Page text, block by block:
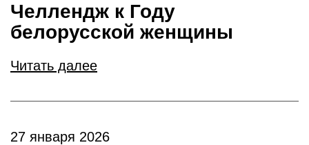
Челлендж к Году
белорусской женщины
Читать далее
27 января 2026